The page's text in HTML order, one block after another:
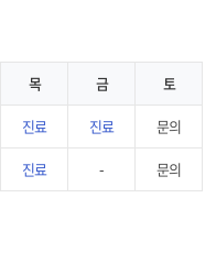
목 금 토
진료 진료 문의
진료 - 문의